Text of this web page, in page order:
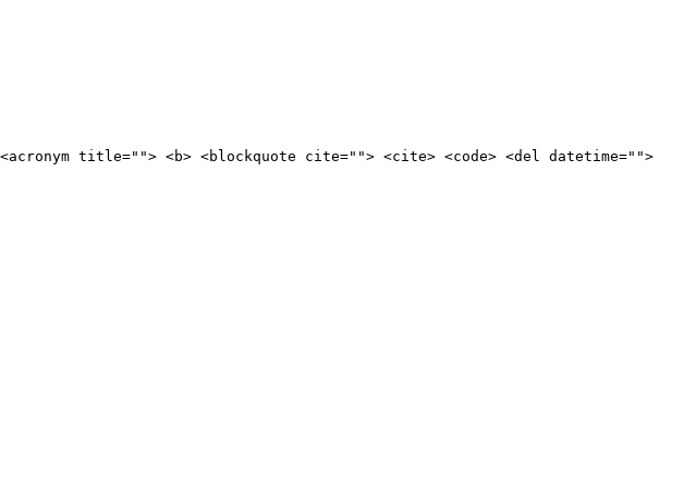
title=""> <b> <blockquote cite=""> <cite> <code> <del datetime="">